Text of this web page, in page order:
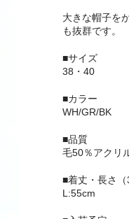
大きな帽子を
も抜群です。
■サイズ
38・40
■カラー
WH/GR/BK
■品質
毛50％アクリ
■着丈・長さ（
L:55cm